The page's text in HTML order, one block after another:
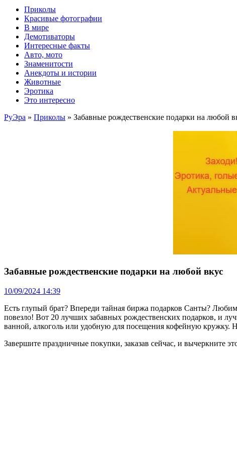
Приколы
Красивые фотографии
В мире
Демотиваторы
Интересные факты
Авто, мото
Знаменитости
Анекдоты и истории
Животные
Эротика
Это интересно
РуЭра » Приколы » Забавные рождественские подарки на любой
Забавные рождественские подарки на любой вкус
10/09/2024 14:39
Есть глупый брат? Впереди тайная биржа подарков Санты?
повезло! Вот 20 лучших забавных рождественских подарков, и
ванной, алкоголь или удобную для посещения кофейную
Завершите праздничные покупки, заказав сейчас, и вычеркните